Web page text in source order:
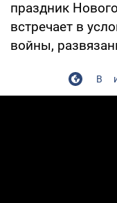
праздник
встречает в
войны,